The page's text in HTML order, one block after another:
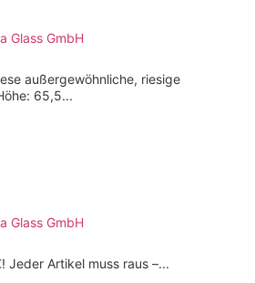
Glass GmbH
außergewöhnliche, riesige
65,5...
Glass GmbH
Jeder Artikel muss raus –...